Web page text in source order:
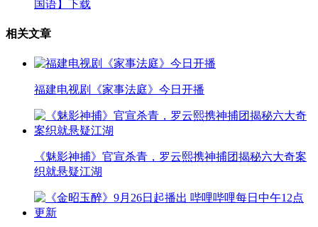
国语】下载
相关文章
福建电视剧《家事法庭》今日开播
《魅影神捕》官宣杀青，罗云熙携神捕团揭秘六大奇案
织就悬疑江湖